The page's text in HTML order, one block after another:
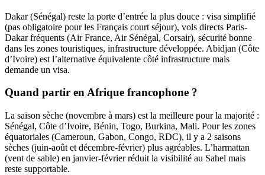
Dakar (Sénégal) reste la porte d’entrée la plus douce : visa simplifié
(pas obligatoire pour les Français court séjour), vols directs Paris-
Dakar fréquents (Air France, Air Sénégal, Corsair), sécurité bonne
dans les zones touristiques, infrastructure développée. Abidjan (Côte
d’Ivoire) est l’alternative équivalente côté infrastructure mais
demande un visa.
Quand partir en Afrique francophone ?
La saison sèche (novembre à mars) est la meilleure pour la majorité :
Sénégal, Côte d’Ivoire, Bénin, Togo, Burkina, Mali. Pour les zones
équatoriales (Cameroun, Gabon, Congo, RDC), il y a 2 saisons
sèches (juin-août et décembre-février) plus agréables. L’harmattan
(vent de sable) en janvier-février réduit la visibilité au Sahel mais
reste supportable.